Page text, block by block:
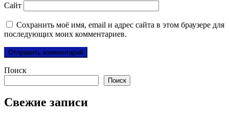
Сайт
Сохранить моё имя, email и адрес сайта в этом браузере для
последующих моих комментариев.
Поиск
Поиск
Свежие записи